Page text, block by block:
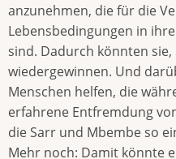
anzunehmen, die für die
Lebensbedingungen in
sind. Dadurch könnten
wiedergewinnen. Und
Menschen helfen, die
erfahrene Entfremdung
die Sarr und Mbembe so
Mehr noch: Damit könnte